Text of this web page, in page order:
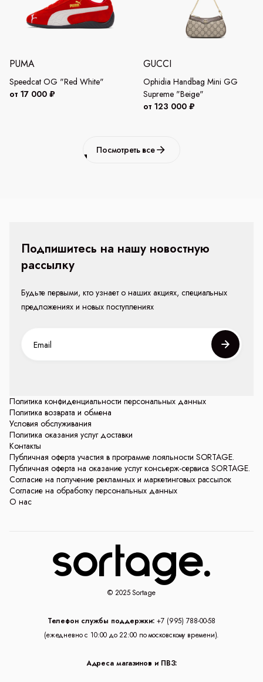
PUMA
Speedcat OG "Red White"
от 17 000 ₽
GUCCI
Ophidia Handbag Mini GG
Supreme "Beige"
от 123 000 ₽
Посмотреть все
Политика конфиденциальности персональных данных
Политика возврата и обмена
Условия обслуживания
Политика оказания услуг доставки
Контакты
Публичная оферта участия в программе лояльности SORTAGE.
Публичная оферта на оказание услуг консьерж-сервиса SORTAGE.
Согласие на получение рекламных и маркетинговых рассылок
Согласие на обработку персональных данных
О нас
Подпишитесь на нашу новостную
рассылку
Будьте первыми, кто узнает о наших акциях, специальных
предложениях и новых поступлениях
© 2025 Sortage
Телефон службы поддержки: +7 (995) 788-00-58
(ежедневно с 10:00 до 22:00 по московскому времени).
Адреса магазинов и ПВЗ: